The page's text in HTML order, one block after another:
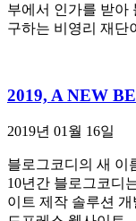
부에서 인가를 받아
구하는 비영리 재
2019, A NEW
2019년 01월 16일
블로그코디의 새 이
10년간 블로그코디
이트 제작 솔루션